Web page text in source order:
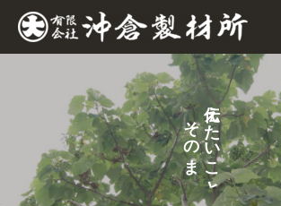
え
た
い
こ
と
そ
の
ま
ま
に
。